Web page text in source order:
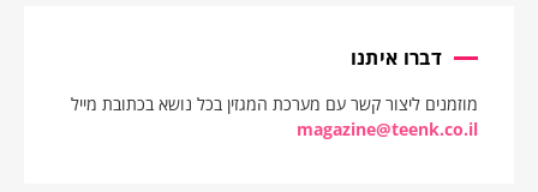
דברו איתנו
מוזמנים ליצור קשר עם מערכת המגזין בכל נושא בכתובת מייל
magazine@teenk.co.il